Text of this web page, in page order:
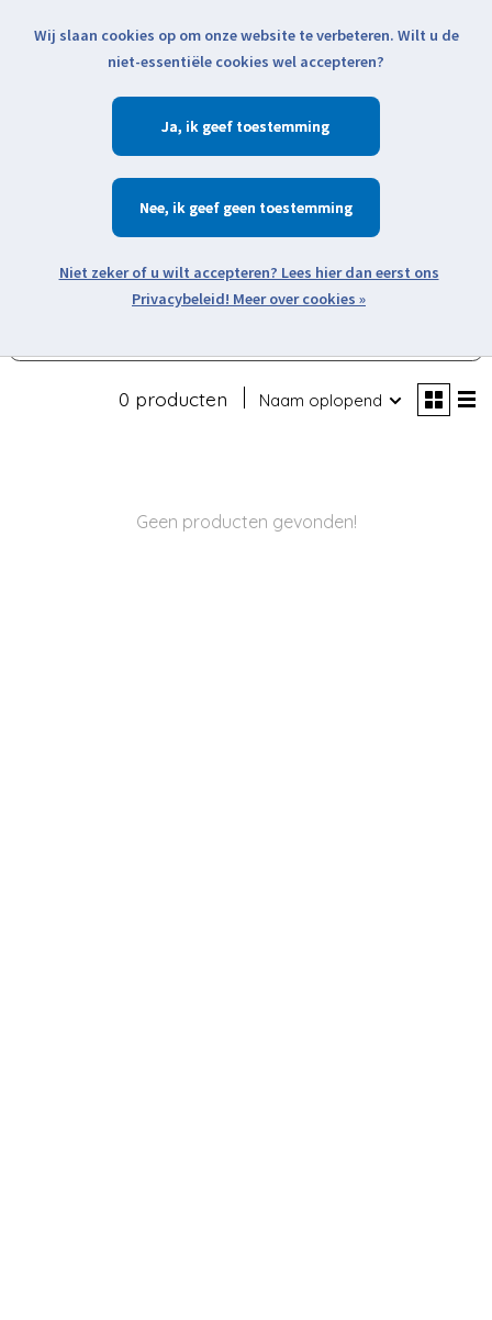
Klik voor actuele verzendinformatie...
Verlanglijst
Zoeken
Open webshop menu
0 producten Naam oplopend
Geen producten gevonden!
Wij slaan cookies op om onze website te verbeteren. Wilt u de
niet-essentiële cookies wel accepteren?
Ja
Nee
Meer over cookies »